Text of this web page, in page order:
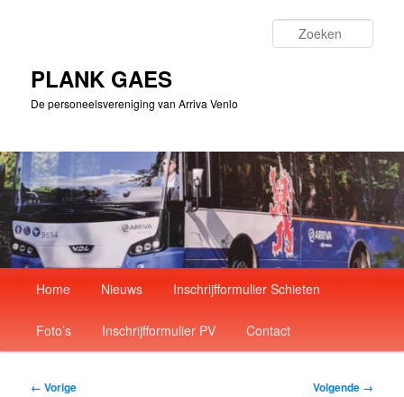
inhoudPLANK GAES
De personeelsvereniging van Arriva Venlo
Home Nieuws Inschrijfformulier Schieten
Foto’s Inschrijfformulier PV Contact
Afbeeldingsnavigatie
← Vorige Volgende →